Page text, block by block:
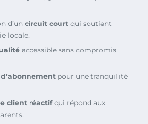
d’un circuit court qui soutient
locale.
accessible sans compromis
pour une tranquillité
client réactifqui répond aux